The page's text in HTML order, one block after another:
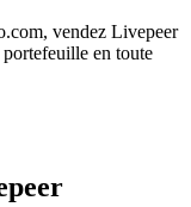
vendez Livepeer
en toute